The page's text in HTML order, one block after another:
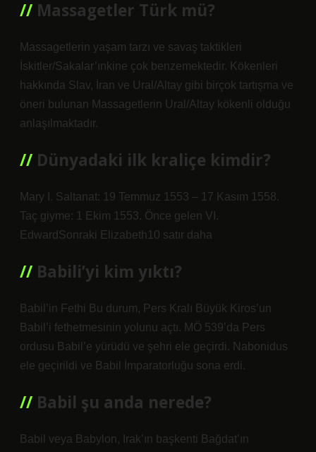
Massagetler Türk mü?
Massagetlerin yaşam tarzı ve savaş taktikleri
İskitler/Sakalar’ınkine çok benzemektedir. Kökenleri
hakkında Slav, İran ve Ural/Altay gibi birçok tartışma ve
öneri bulunan Massagetlerin Ural/Altay kökenli olduğu
anlaşılmaktadır.
Dünyadaki ilk kraliçe kimdir?
Mary I. Saltanat: 19 Temmuz 1553 – 17 Kasım 1558.
Taç giyme: 1 Ekim 1553. Önce gelen VI.
EdwardSonraki Elizabeth10 satır daha
Babili’yi kim yıktı?
Babil’in Fethi Bu durum, Pers Kralı Büyük Kiros’un
Babil’i fethetmesinin yolunu açtı. MÖ 539’da Pers
ordusu Babil’e yürüdü ve şehri ele geçirdi. Nabonidus
ele geçirildi ve Babil İmparatorluğu sona erdi.
Babil şu anda nerede?
Babil veya Babylon, Irak’ın başkenti Bağdat’ın